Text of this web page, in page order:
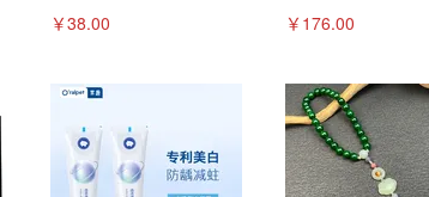
￥38.00 ￥176.00